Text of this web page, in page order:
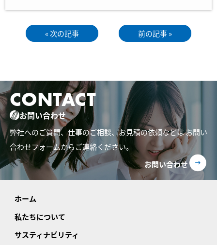
« 次の記事 前の記事 »
CONTACT
お問い合わせ
弊社へのご質問、仕事のご相談、お見積の依頼などはお問い
合わせフォームからご連絡ください。
お問い合わせ
ホーム
私たちについて
サスティナビリティ